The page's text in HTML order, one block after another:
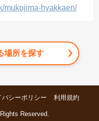
mukojima-hyakkaen/
場所を探す
バシーポリシー 利用規約
Reserved.